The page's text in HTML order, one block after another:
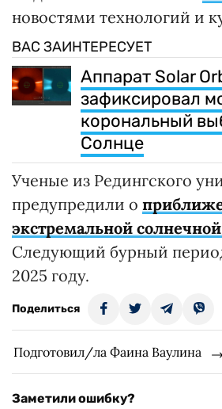
новостями технологий и
ВАС ЗАИНТЕРЕСУЕТ
Аппарат Solar
зафиксировал
корональный
Солнце
Ученые из Редингского
предупредили о
экстремальной
Следующий бурный
2025 году.
Поделиться
Подготовил/ла Фаина Ваулина
Заметили ошибку?